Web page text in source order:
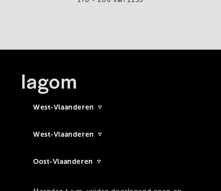
West-Vlaanderen
West-Vlaanderen
Oost-Vlaanderen